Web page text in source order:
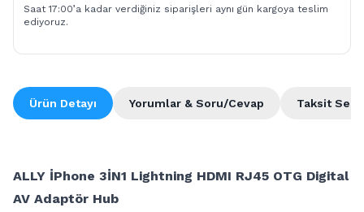
Saat 17:00’a kadar verdiğiniz siparişleri aynı gün kargoya teslim
ediyoruz.
Ürün Detayı Taksit
Yorumlar & Soru/Cevap
ALLY İPhone 3İN1 Lightning HDMI RJ45 OTG Digital
AV Adaptör Hub